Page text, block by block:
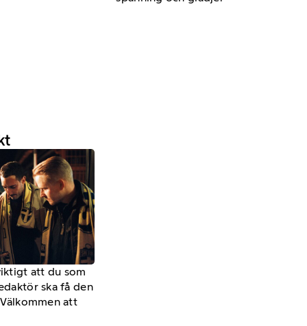
att du som
ska få den
att